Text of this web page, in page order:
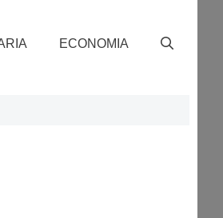
ECONOMIA